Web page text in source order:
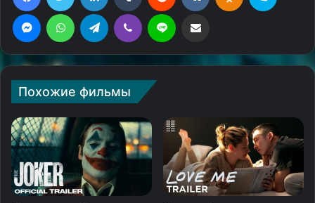
MessengerWhatsAppTelegram Viber Line Поделиться через электронную почту
Похожие фильмы